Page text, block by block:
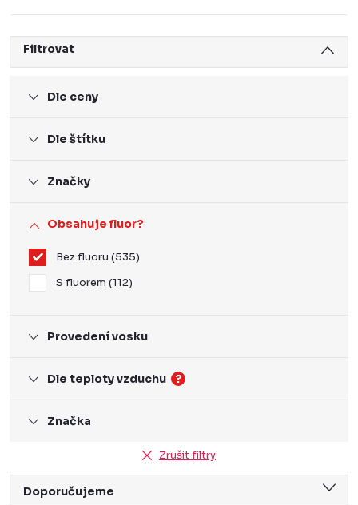
Filtrovat
Dle ceny
Dle štítku
Značky
Obsahuje fluor?
Bez fluoru 535
S fluorem 112
Provedení vosku
Dle teploty vzduchu ?
Značka
Zrušit filtry
ŘDoporučujeme